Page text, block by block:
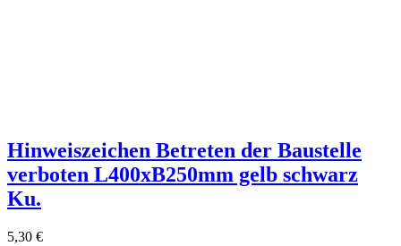
Hinweiszeichen Betreten der Baustelle
verboten L400xB250mm gelb schwarz
Ku.
5,30 €